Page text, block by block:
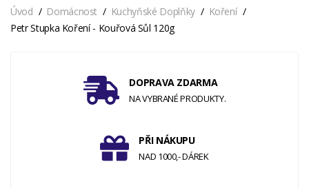
Úvod Domácnost Kuchyňské Doplňky
Koření
Petr Stupka Koření - Kouřová Sůl 120g
DOPRAVA ZDARMA
NA VYBRANÉ PRODUKTY.
PŘI NÁKUPU
NAD 1000,- DÁREK